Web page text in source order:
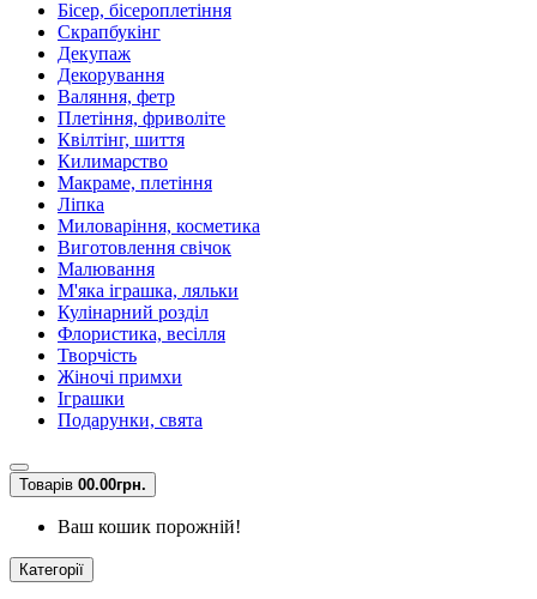
Бісер, бісероплетіння
Скрапбукінг
Декупаж
Декорування
Валяння, фетр
Плетіння, фриволіте
Квілтінг, шиття
Килимарство
Макраме, плетіння
Ліпка
Миловаріння, косметика
Виготовлення свічок
Малювання
М'яка іграшка, ляльки
Кулінарний розділ
Флористика, весілля
Творчість
Жіночі примхи
Іграшки
Подарунки, свята
Товарів 00.00грн.
Ваш кошик порожній!
Категорії